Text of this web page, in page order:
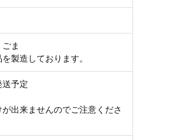
ま
製造しております。
送予定
出来ませんのでご注意くださ